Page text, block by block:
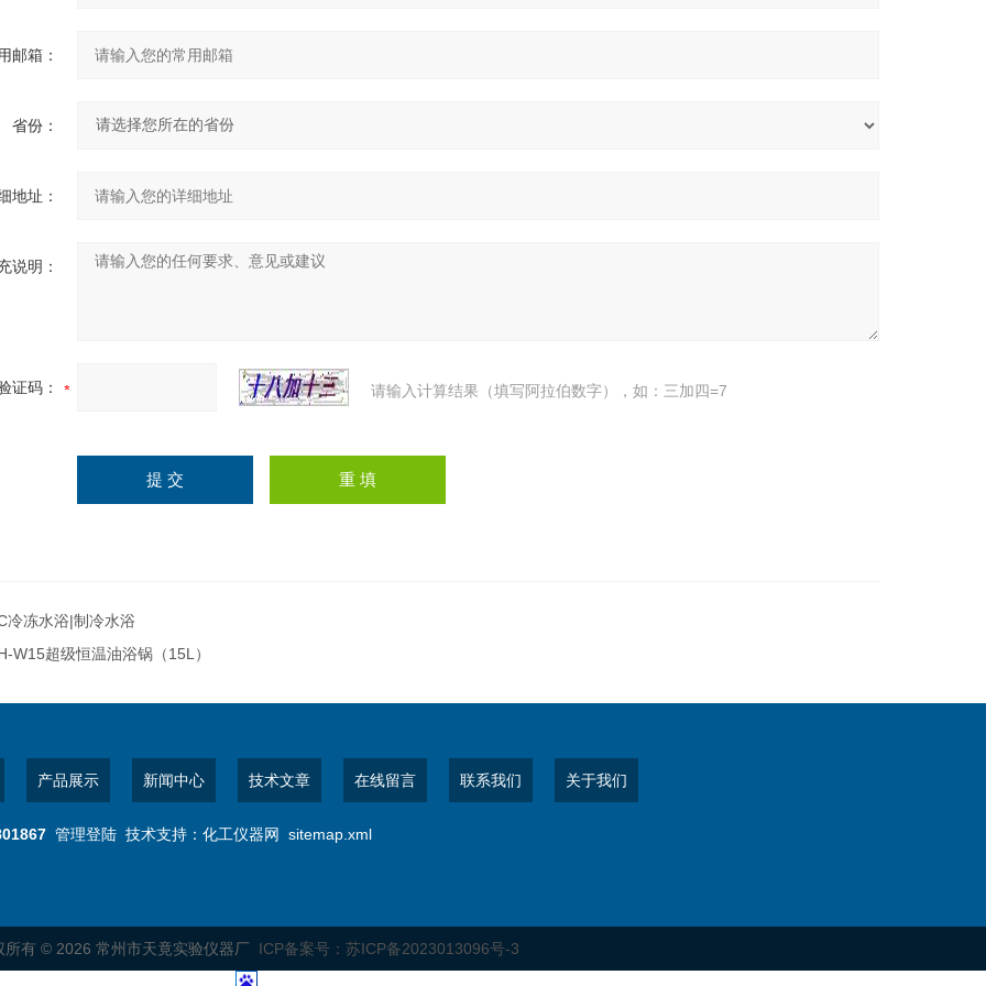
邮箱：
省份：
地址：
说明：
证码： 请输入计算结果（填写阿拉伯数字），如：三加四=7
冷冻水浴|制冷水浴
W15超级恒温油浴锅（15L）
产品展示 新闻中心 技术文章 在线留言 联系我们 关于我们
管理登陆 技术支持： 化工仪器网 sitemap.xml
所有 © 2026 常州市天竟实验仪器厂 ICP备案号：苏ICP备2023013096号-3